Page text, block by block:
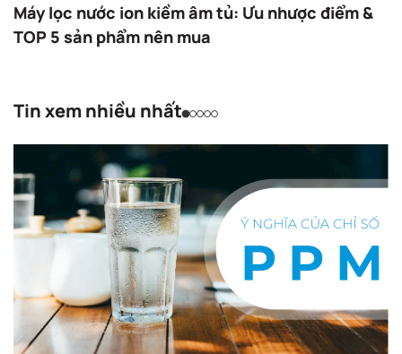
Máy lọc nước ion kiềm âm tủ: Ưu nhược điểm &
TOP 5 sản phẩm nên mua
Tin xem nhiều nhất